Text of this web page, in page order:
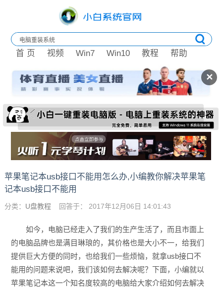
✕
首 页 视频 Win7 Win10 教程 帮助
苹果笔记本usb接口不能用怎么办,小编教你解决苹果笔
记本usb接口不能用
分类： U盘教程 回答于： 2017年12月06日 14:01:43
如今，电脑已经走入了我们的生产生活了，而且市面上
的电脑品牌也是满目琳琅的，其价格也是大小不一，给我们
提供巨大方便的同时，也给我们一些烦恼，就拿usb接口不
能用的问题来说吧，我们该如何去解决呢？下面，小编就以
苹果笔记本这一个知名度较高的电脑给大家介绍如何去解决